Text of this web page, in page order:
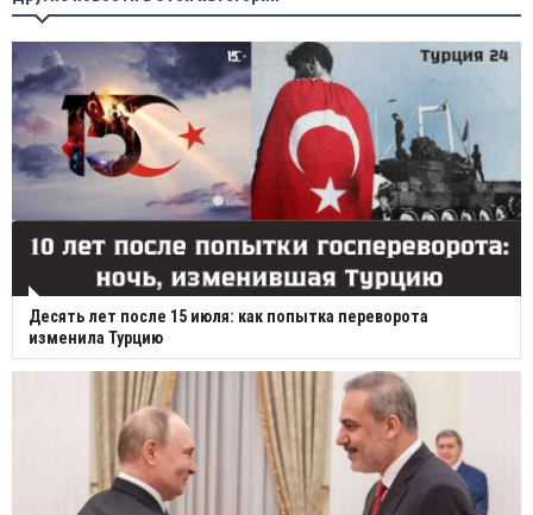
Десять лет после 15 июля: как попытка переворота
изменила Турцию